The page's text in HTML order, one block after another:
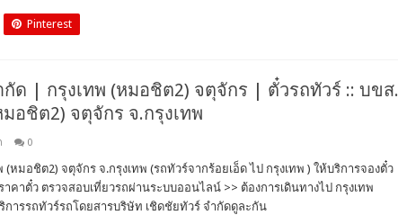
Pinterest
ด | กรุงเทพ (หมอชิต2) จตุจักร | ตั๋วรถทัวร์ :: บขส.
มอชิต2) จตุจักร จ.กรุงเทพ
0
หมอชิต2) จตุจักร จ.กรุงเทพ (รถทัวร์จากร้อยเอ็ด ไป กรุงเทพ ) ให้บริการจองตั๋ว
คาตั๋ว ตรวจสอบเที่ยวรถผ่านระบบออนไลน์ >> ต้องการเดินทางไป กรุงเทพ
ารรถทัวร์รถโดยสารบริษัท เชิดชัยทัวร์ จำกัดดูละกัน